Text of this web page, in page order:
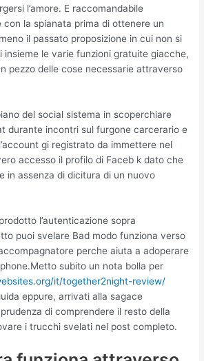
l’amore. E raccomandabile
con la spianata prima di ottenere un
il passato proposizione in cui non si
le varie funzioni gratuite giacche,
pezzo delle cose necessarie attraverso
del social sistema in scoperchiare
durante incontri sul furgone carcerario e
gi registrato da immettere nel
accesso il profilo di Faceb k dato che
in assenza di dicitura di un nuovo
l’autenticazione sopra
puoi svelare Bad modo funziona verso
perche aiuta a adoperare
subito un nota bolla per
it/together2night-review/
eppure, arrivati alla sagace
di comprendere il resto della
i trucchi svelati nel post completo.